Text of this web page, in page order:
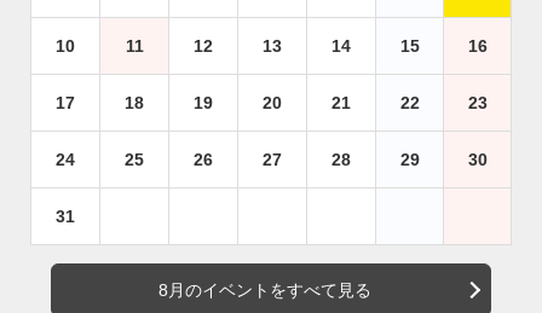
10 11 12 13 14 15 16
17 18 19 20 21 22 23
24 25 26 27 28 29 30
31
8月のイベントをすべて見る